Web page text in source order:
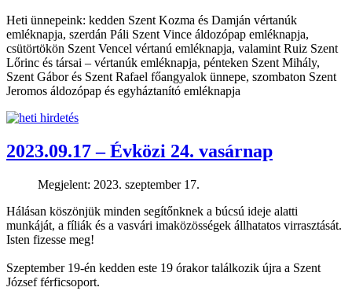
Heti ünnepeink: kedden Szent Kozma és Damján vértanúk
emléknapja, szerdán Páli Szent Vince áldozópap emléknapja,
csütörtökön Szent Vencel vértanú emléknapja, valamint Ruiz Szent
Lőrinc és társai – vértanúk emléknapja, pénteken Szent Mihály,
Szent Gábor és Szent Rafael főangyalok ünnepe, szombaton Szent
Jeromos áldozópap és egyháztanító emléknapja
2023.09.17 – Évközi 24. vasárnap
Megjelent: 2023. szeptember 17.
Hálásan köszönjük minden segítőnknek a búcsú ideje alatti
munkáját, a fíliák és a vasvári imaközösségek állhatatos virrasztását.
Isten fizesse meg!
Szeptember 19-én kedden este 19 órakor találkozik újra a Szent
József férficsoport.